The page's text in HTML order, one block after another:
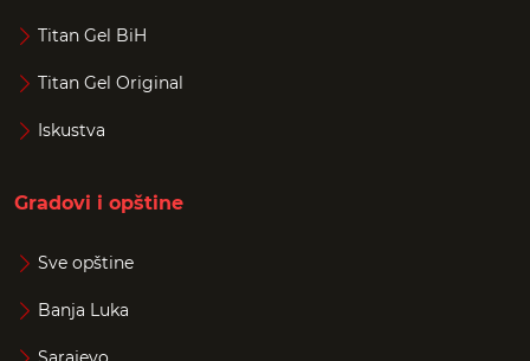
Titan Gel BiH
Titan Gel Original
Iskustva
Gradovi i opštine
Sve opštine
Banja Luka